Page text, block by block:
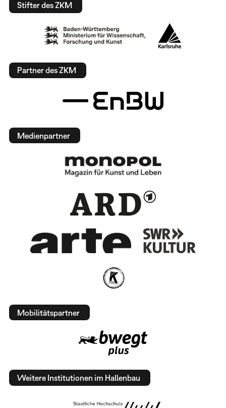
Stifter des ZKM
Partner des ZKM
Medienpartner
Mobilitätspartner
Weitere Institutionen im Hallenbau